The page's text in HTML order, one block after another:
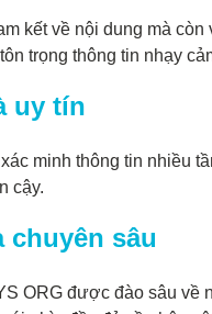
kết về nội dung mà
trọng thông tin nhạy
uy tín
minh thông tin nhiều
cậy.
chuyên sâu
ORG được đào sâu về